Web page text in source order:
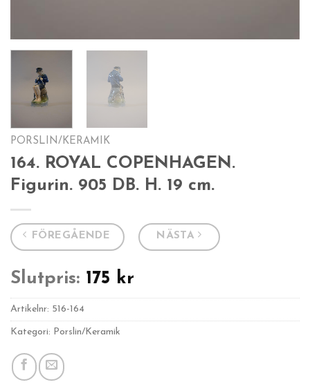
PORSLIN/KERAMIK
164. ROYAL COPENHAGEN.
Figurin. 905 DB. H. 19 cm.
FÖREGÅENDE NÄSTA
Slutpris: 175 kr
Artikelnr: 516-164
Kategori: Porslin/Keramik